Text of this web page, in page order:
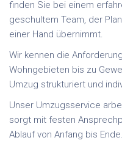
finden Sie bei einem
geschultem Team, der
einer Hand übernimmt.
Wir kennen die
Wohngebieten bis zu
Umzug strukturiert und
Unser Umzugsservice
sorgt mit festen
Ablauf von Anfang bis Ende.